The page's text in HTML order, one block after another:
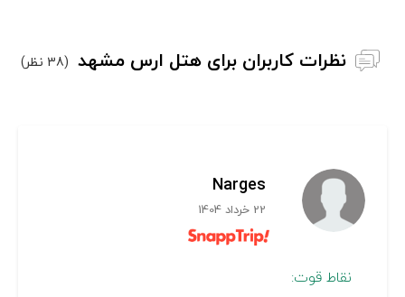
نظرات کاربران برای هتل ارس مشهد (38 نظر)
Narges
22 خرداد 1404
نقاط قوت: